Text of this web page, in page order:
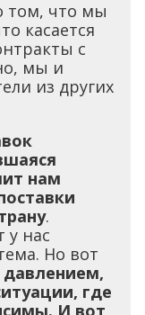
том, что мы
касается
с
мы и
из других
нам
.
у нас
Но вот
давлением,
где